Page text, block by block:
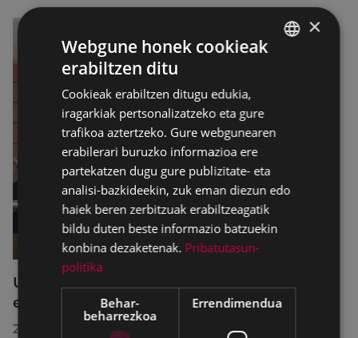
Udalbatzak 2026ko uztailaren 27an
egindako bilkuran hartutako erabakiak
2026/07/28
×
Webgune honek cookieak
erabiltzen ditu
Cookieak erabiltzen ditugu edukia,
iragarkiak pertsonalizatzeko eta gure
trafikoa aztertzeko. Gure webgunearen
erabilerari buruzko informazioa ere
partekatzen dugu gure publizitate- eta
analisi-bazkideekin, zuk eman diezun edo
haiek beren zerbitzuak erabiltzeagatik
bildu duten beste informazio batzuekin
konbina dezaketenak. Pribatutasun-
politika
Behar-
beharrezkoa
Errendimendua